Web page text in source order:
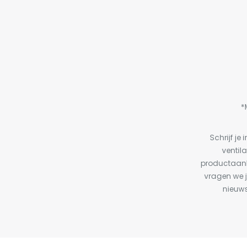
Schrijf je
vragen we